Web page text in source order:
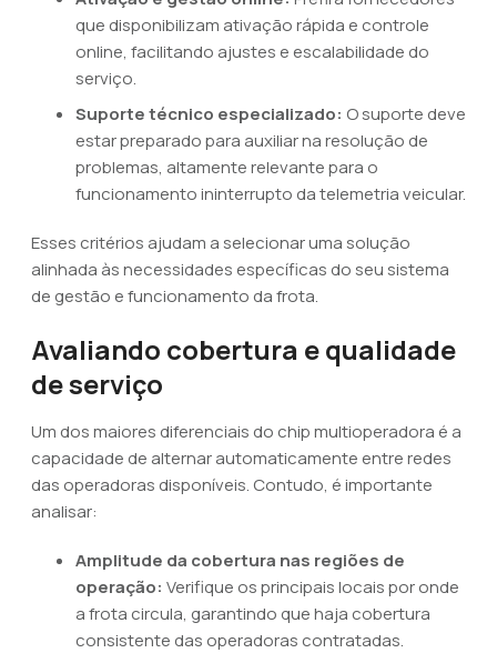
que disponibilizam ativação rápida e controle
online, facilitando ajustes e escalabilidade do
serviço.
Suporte técnico especializado: O suporte deve
estar preparado para auxiliar na resolução de
problemas, altamente relevante para o
funcionamento ininterrupto da telemetria veicular.
Esses critérios ajudam a selecionar uma solução
alinhada às necessidades específicas do seu sistema
de gestão e funcionamento da frota.
Avaliando cobertura e qualidade
de serviço
Um dos maiores diferenciais do chip multioperadora é a
capacidade de alternar automaticamente entre redes
das operadoras disponíveis. Contudo, é importante
analisar:
Amplitude da cobertura nas regiões de
operação: Verifique os principais locais por onde
a frota circula, garantindo que haja cobertura
consistente das operadoras contratadas.